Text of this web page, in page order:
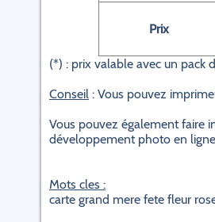
Prix
(*) : prix valable avec un pack
Conseil : Vous pouvez
Vous pouvez également faire
développement photo en
Mots cles :
carte grand mere fete fleur